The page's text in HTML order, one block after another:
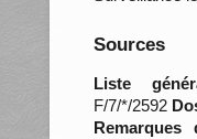
Sources
Liste
F/7/*/2592